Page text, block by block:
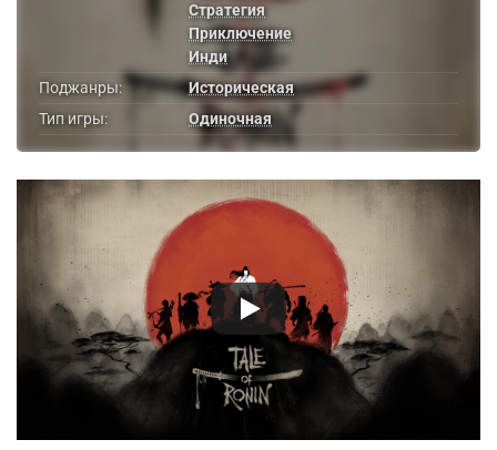
Стратегия
Приключение
Инди
Поджанры:
Историческая
Тип игры:
Одиночная